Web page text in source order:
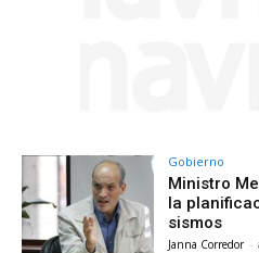
Gobierno
Ministro
la
sismos
Janna Corredor -